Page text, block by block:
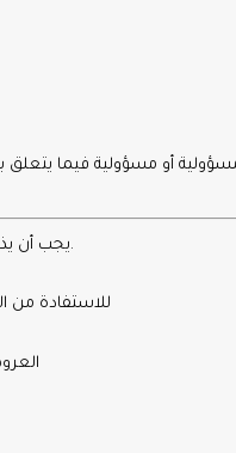
• يجب أن يذكر الضيف أنه عضو في فزعة للاستفادة من الأسعار المخفضة.
• للاستفادة
•